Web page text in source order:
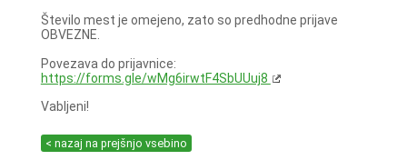
Število mest je omejeno, zato so predhodne prijave
OBVEZNE.
Povezava do prijavnice:
https://forms.gle/wMg6irwtF4SbUUuj8
Vabljeni!
< nazaj na prejšnjo vsebino